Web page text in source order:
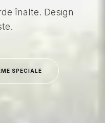
înalte. Design
SPECIALE